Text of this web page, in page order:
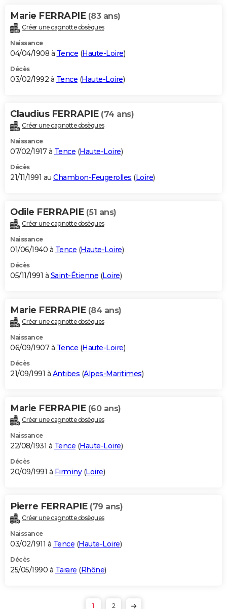
Marie FERRAPIE (83 ans)
Créer une cagnotte obsèques
Naissance
04/04/1908 à Tence (Haute-Loire)
Décès
03/02/1992 à Tence (Haute-Loire)
Claudius FERRAPIE (74 ans)
Créer une cagnotte obsèques
Naissance
07/02/1917 à Tence (Haute-Loire)
Décès
21/11/1991 au Chambon-Feugerolles (Loire)
Odile FERRAPIE (51 ans)
Créer une cagnotte obsèques
Naissance
01/06/1940 à Tence (Haute-Loire)
Décès
05/11/1991 à Saint-Étienne (Loire)
Marie FERRAPIE (84 ans)
Créer une cagnotte obsèques
Naissance
06/09/1907 à Tence (Haute-Loire)
Décès
21/09/1991 à Antibes (Alpes-Maritimes)
Marie FERRAPIE (60 ans)
Créer une cagnotte obsèques
Naissance
22/08/1931 à Tence (Haute-Loire)
Décès
20/09/1991 à Firminy(Loire)
Pierre FERRAPIE (79 ans)
Créer une cagnotte obsèques
Naissance
03/02/1911 à Tence (Haute-Loire)
Décès
25/05/1990 à Tarare (Rhône)
1 2